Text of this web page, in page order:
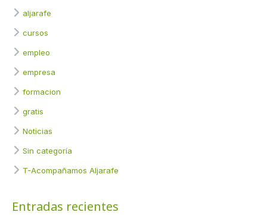
aljarafe
cursos
empleo
empresa
formacion
gratis
Noticias
Sin categoría
T-Acompañamos Aljarafe
Entradas recientes